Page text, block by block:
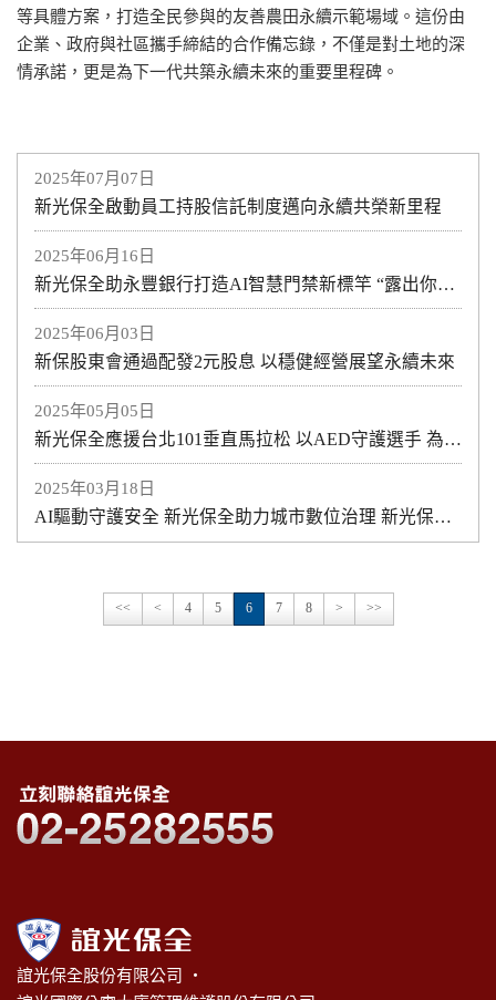
2025年07月07日
新光保全啟動員工持股信託制度邁向永續共榮新里程
2025年06月16日
新光保全助永豐銀行打造AI智慧門禁新標竿 “露出你的真面目” 新光保全AI人臉辨識守護ATM安全
2025年06月03日
新保股東會通過配發2元股息 以穩健經營展望永續未來
2025年05月05日
新光保全應援台北101垂直馬拉松 以AED守護選手 為台灣加油
2025年03月18日
AI驅動守護安全 新光保全助力城市數位治理 新光保全AI For All機器狗、AI火災偵測守護城市
<< < 4 5 6 7 8 > >>
等具體方案，打造全民參與的友善農田永續示範場域。這份由
企業、政府與社區攜手締結的合作備忘錄，不僅是對土地的深
情承諾，更是為下一代共築永續未來的重要里程碑。
誼光保全股份有限公司 ‧